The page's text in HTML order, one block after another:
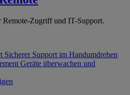
Remote-Zugriff und IT-Support.
Sicherer Support im Handumdrehen
Geräte überwachen und